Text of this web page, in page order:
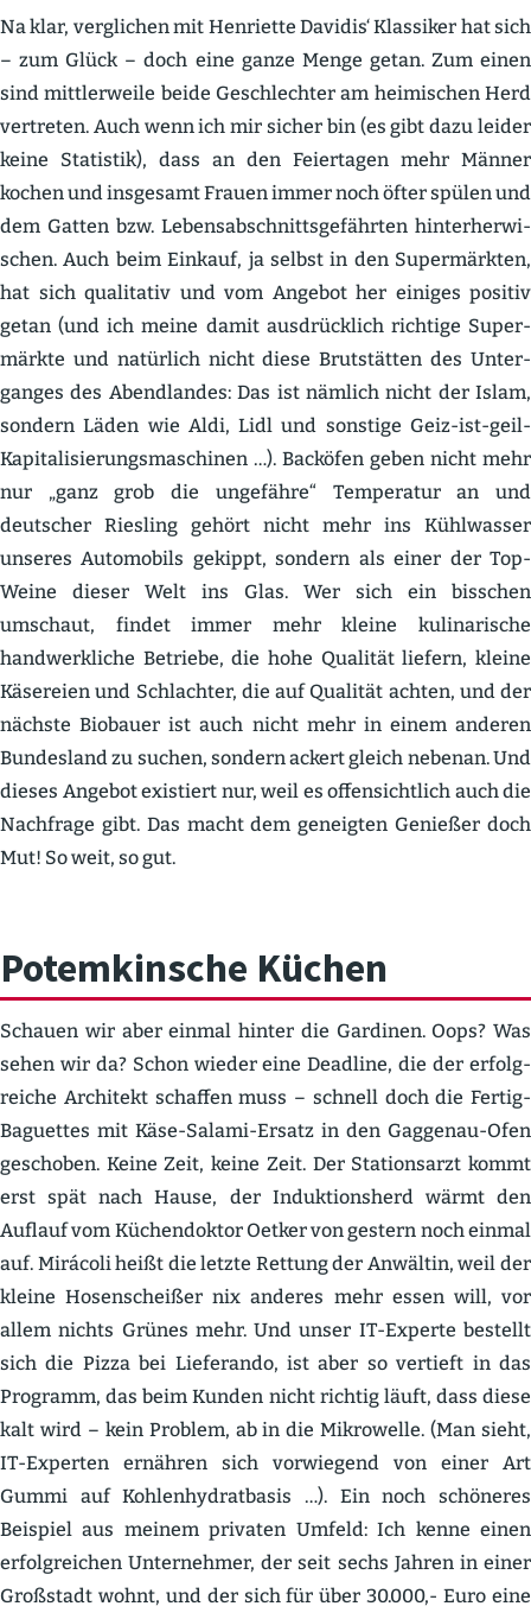
Na klar, verglichen mit Henriette Davidis‘ Klassiker hat sich
– zum Glück – doch eine ganze Menge getan. Zum einen
sind mittler­weile beide Geschlechter am heimi­schen Herd
vertreten. Auch wenn ich mir sicher bin (es gibt dazu leider
keine Statistik), dass an den Feier­tagen mehr Männer
kochen und insgesamt Frauen immer noch öfter spülen und
dem Gatten bzw. Lebens­ab­schnitts­ge­fährten hinter­her­wi­
schen. Auch beim Einkauf, ja selbst in den Super­märkten,
hat sich quali­tativ und vom Angebot her einiges positiv
getan (und ich meine damit ausdrücklich richtige Super­
märkte und natürlich nicht diese Brutstätten des Unter­
ganges des Abend­landes: Das ist nämlich nicht der Islam,
sondern Läden wie Aldi, Lidl und sonstige Geiz-ist-geil-
Kapita­li­sie­rungs­ma­schinen …). Backöfen geben nicht mehr
nur „ganz grob die ungefähre“ Tempe­ratur an und
deutscher Riesling gehört nicht mehr ins Kühlwasser
unseres Automobils gekippt, sondern als einer der Top-
Weine dieser Welt ins Glas. Wer sich ein bisschen
umschaut, findet immer mehr kleine kulina­rische
handwerk­liche Betriebe, die hohe Qualität liefern, kleine
Käsereien und Schlachter, die auf Qualität achten, und der
nächste Biobauer ist auch nicht mehr in einem anderen
Bundesland zu suchen, sondern ackert gleich nebenan. Und
dieses Angebot existiert nur, weil es offen­sichtlich auch die
Nachfrage gibt. Das macht dem geneigten Genießer doch
Mut! So weit, so gut.
Potem­kinsche Küchen
Schauen wir aber einmal hinter die Gardinen. Oops? Was
sehen wir da? Schon wieder eine Deadline, die der erfolg­
reiche Architekt schaffen muss – schnell doch die Fertig-
Baguettes mit Käse-Salami-Ersatz in den Gaggenau-Ofen
geschoben. Keine Zeit, keine Zeit. Der Stati­onsarzt kommt
erst spät nach Hause, der Induk­ti­onsherd wärmt den
Auflauf vom Küchen­doktor Oetker von gestern noch einmal
auf. Mirácoli heißt die letzte Rettung der Anwältin, weil der
kleine Hosen­scheißer nix anderes mehr essen will, vor
allem nichts Grünes mehr. Und unser IT-Experte bestellt
sich die Pizza bei Lieferando, ist aber so vertieft in das
Programm, das beim Kunden nicht richtig läuft, dass diese
kalt wird – kein Problem, ab in die Mikro­welle. (Man sieht,
IT-Experten ernähren sich vorwiegend von einer Art
Gummi auf Kohlen­hy­drat­basis …). Ein noch schöneres
Beispiel aus meinem privaten Umfeld: Ich kenne einen
erfolg­reichen Unter­nehmer, der seit sechs Jahren in einer
Großstadt wohnt, und der sich für über 30.000,- Euro eine